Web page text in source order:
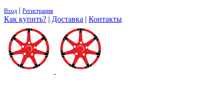
Вход | Регистрация
Как купить? | Доставка | Контакты